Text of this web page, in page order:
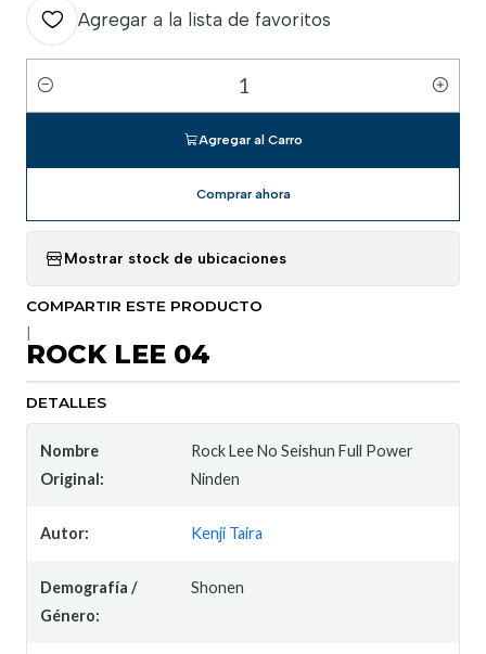
Agregar a la lista de favoritos
Cantidad
Agregar al Carro
Comprar ahora
Mostrar stock de ubicaciones
COMPARTIR ESTE PRODUCTO
ROCK LEE 04
DETALLES
Nombre
Original:
Rock Lee No Seishun Full Power
Ninden
Autor: Kenji Taira
Demografía /
Género:
Shonen